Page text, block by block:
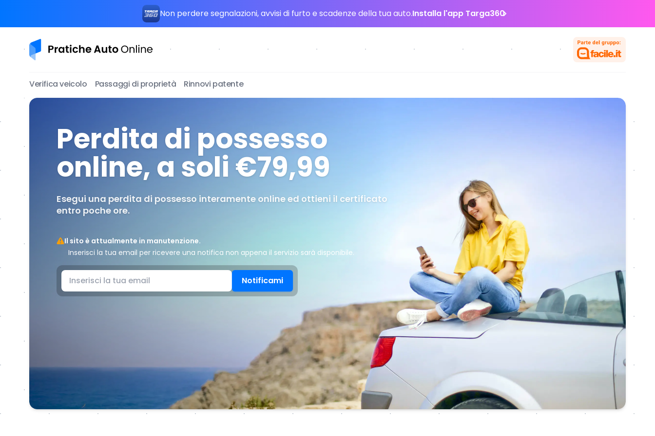
Non perdere segnalazioni, avvisi di furto e scadenze della tua auto.Installa l'app Targa360
Pratiche Auto Online
Verifica veicolo Passaggi di proprietà Rinnovi patente
Perdita di possesso
online, a soli €79,99
Esegui una perdita di possesso interamente online ed ottieni il certificato
entro poche ore.
Il sito è attualmente in manutenzione.
Inserisci la tua email per ricevere una notifica non appena il servizio sarà disponibile.
Notificami